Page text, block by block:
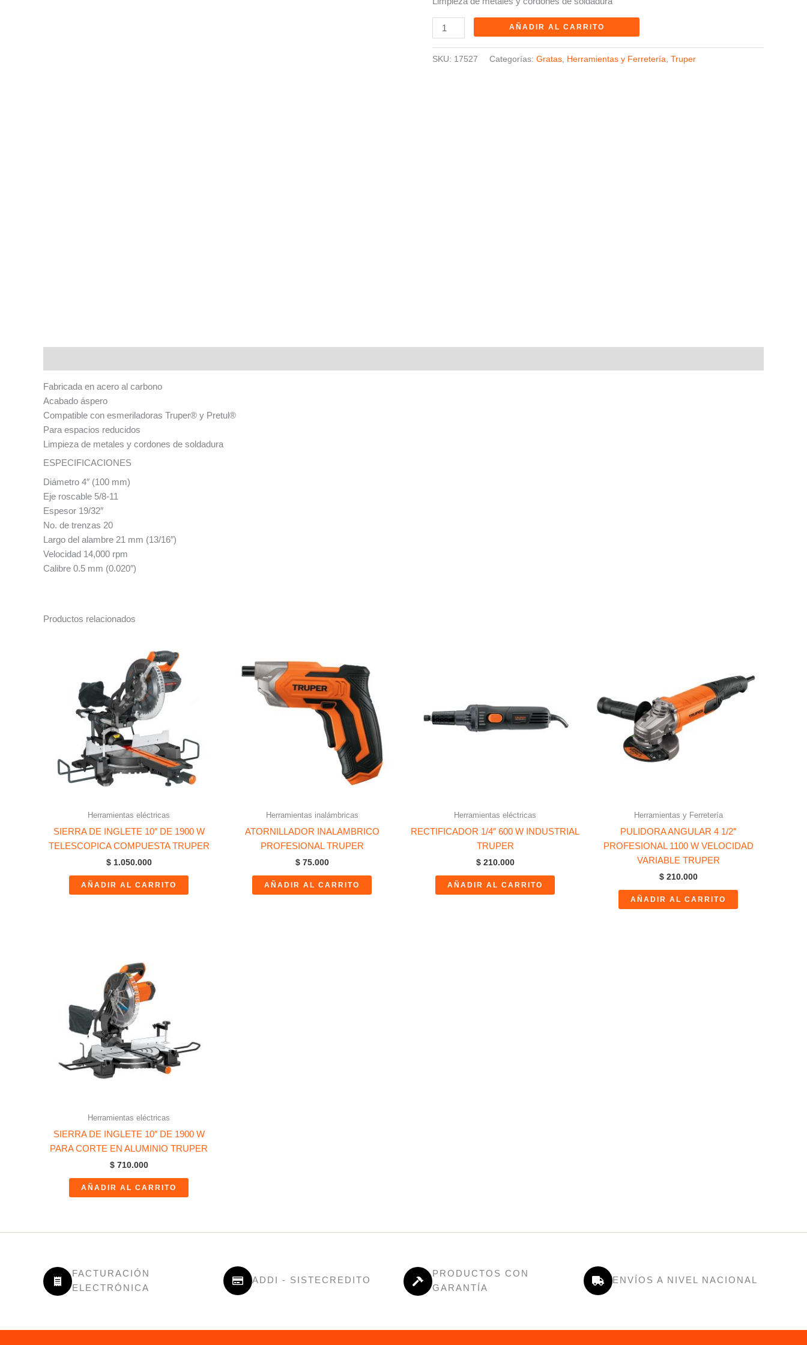
AÑADIR AL CARRITO
SKU: 17527 Categorías: Gratas Herramientas y Ferretería Truper
Fabricada en acero al carbono
Acabado áspero
Compatible con esmeriladoras Truper® y Pretul®
Para espacios reducidos
Limpieza de metales y cordones de soldadura
ESPECIFICACIONES
Diámetro 4″ (100 mm)
Eje roscable 5/8-11
Espesor 19/32″
No. de trenzas 20
Largo del alambre 21 mm (13/16″)
Velocidad 14,000 rpm
Calibre 0.5 mm (0.020″)
Productos relacionados
Herramientas eléctricas
SIERRA DE INGLETE 10″ DE 1900 W
TELESCOPICA COMPUESTA TRUPER
$1.050.000
AÑADIR AL CARRITO
Herramientas inalámbricas
ATORNILLADOR INALAMBRICO
PROFESIONAL TRUPER
$75.000
AÑADIR AL CARRITO
Herramientas eléctricas
RECTIFICADOR 1/4″ 600 W INDUSTRIAL
TRUPER
$210.000
AÑADIR AL CARRITO
Herramientas y Ferretería
PULIDORA ANGULAR 4 1/2″
PROFESIONAL 1100 W VELOCIDAD
VARIABLE TRUPER
$210.000
AÑADIR AL CARRITO
Herramientas eléctricas
SIERRA DE INGLETE 10″ DE 1900 W
PARA CORTE EN ALUMINIO TRUPER
$710.000
AÑADIR AL CARRITO
FACTURACIÓN
ELECTRÓNICA
ADDI - SISTECREDITO
PRODUCTOS CON
GARANTÍA
ENVÍOS A NIVEL NACIONAL